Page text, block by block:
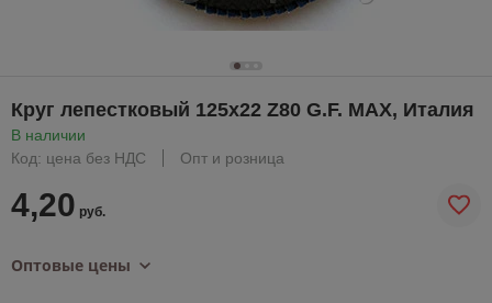
Круг лепестковый 125x22 Z80 G.F. МАХ, Италия
В наличии
Код: цена без НДС
Опт и розница
4,20 руб.
Оптовые цены